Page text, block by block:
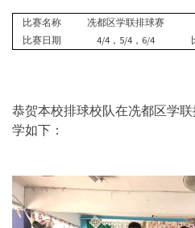
比赛名称 冼都区学联排球赛
比赛日期
4/4，5/4，6/4
恭贺本校排球校队在冼都区学
学如下：